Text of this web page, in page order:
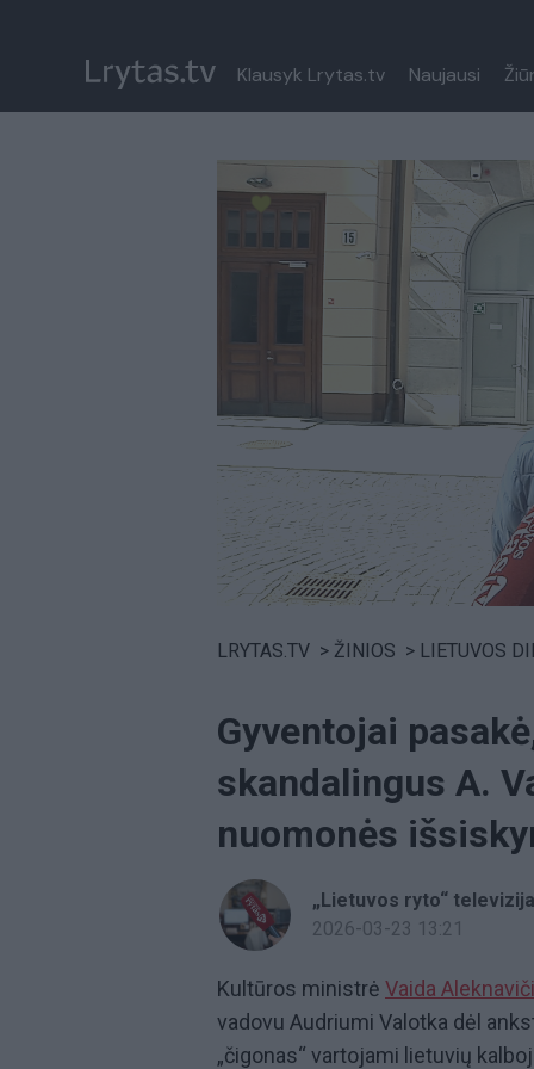
Klausyk Lrytas.tv Naujausi
LRYTAS.TV > ŽINIOS > LIETUVOS
Gyventojai
skandalingus A.
nuomonės
„Lietuvos ryto“ televizija
2026-03-23 13:21
Kultūros ministrė Vaida
vadovu Audriumi Valotka dėl
„čigonas“ vartojami lietuvių